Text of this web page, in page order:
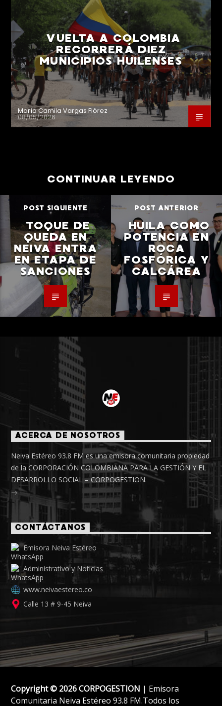
VUELTA A COLOMBIA
RECORRERÁ DIEZ
MUNICIPIOS HUILENSES
María Camila Vargas Flórez
08/05/2026
CONTINUAR LEYENDO
POST SIGUIENTE
TOQUE DE
QUEDA EN
NEIVA ENTRA
EN ETAPA DE
SANCIONES
POST ANTERIOR
HUILA COMO
POTENCIA EN
ROCA
FOSFÓRICA Y
CALCÁREA
ACERCA DE NOSOTROS
Neiva Estéreo 93.8 FM es una emisora comunitaria propiedad
de la CORPORACIÓN COLOMBIANA PARA LA GESTIÓN Y EL
DESARROLLO SOCIAL – CORPOGESTION.
CONTÁCTANOS
Emisora Neiva Estéreo
Administrativo y Noticias
www.neivaestereo.co
Calle 13 # 9-45 Neiva
Copyright © 2026 CORPOGESTION | Emisora
Comunitaria Neiva Estéreo 93.8 FM.Todos los